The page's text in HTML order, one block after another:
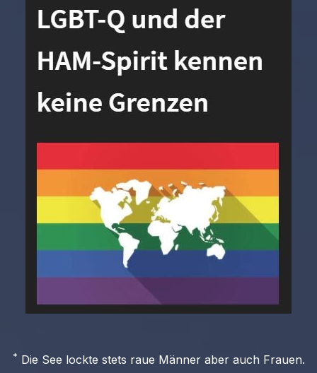
* Die See lockte stets raue Männer aber auch Frauen.